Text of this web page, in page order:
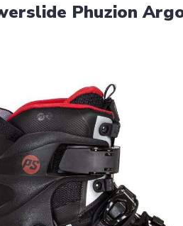
Phuzion